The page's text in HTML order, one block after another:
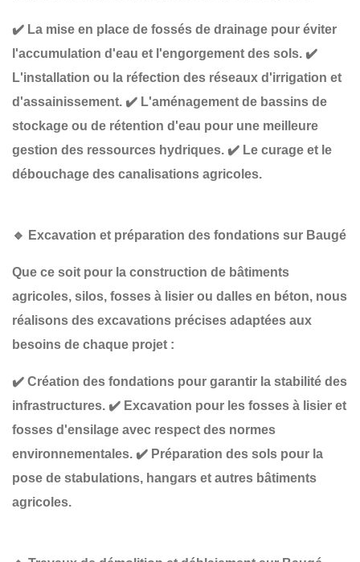
✔️ La mise en place de fossés de drainage pour éviter
l'accumulation d'eau et l'engorgement des sols. ✔️
L'installation ou la réfection des réseaux d'irrigation et
d'assainissement. ✔️ L'aménagement de bassins de
stockage ou de rétention d'eau pour une meilleure
gestion des ressources hydriques. ✔️ Le curage et le
débouchage des canalisations agricoles.
🔹 Excavation et préparation des fondations sur Baugé
Que ce soit pour la construction de bâtiments
agricoles, silos, fosses à lisier ou dalles en béton, nous
réalisons des excavations précises adaptées aux
besoins de chaque projet :
✔️ Création des fondations pour garantir la stabilité des
infrastructures. ✔️ Excavation pour les fosses à lisier et
fosses d'ensilage avec respect des normes
environnementales. ✔️ Préparation des sols pour la
pose de stabulations, hangars et autres bâtiments
agricoles.